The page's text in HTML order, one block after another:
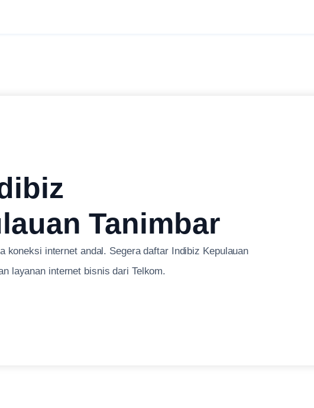
Tanimbar
koneksi internet andal. Segera daftar Indibiz Kepulauan
layanan internet bisnis dari Telkom.